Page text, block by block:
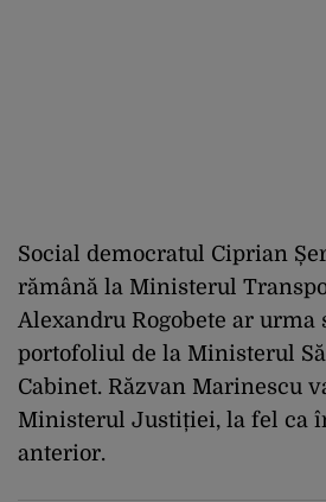
Social democratul Ciprian
rămână la Ministerul
Alexandru Rogobete ar urma
portofoliul de la Ministerul
Cabinet. Răzvan Marinescu
Ministerul Justiției, la fel ca
anterior.